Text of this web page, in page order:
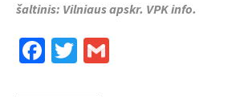
šaltinis: Vilniaus apskr. VPK info.
Facebook
Twitter